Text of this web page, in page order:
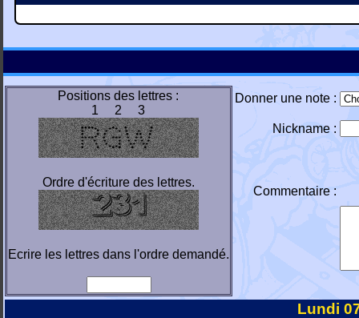
Positions des lettres :
1 2 3
Ordre d'écriture des lettres.
Ecrire les lettres dans l'ordre demandé.
Donner une note :
Nickname :
Commentaire :
Lundi